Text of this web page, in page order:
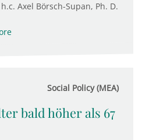
Axel Börsch-Supan, Ph. D.
Social Policy (MEA)
bald höher als 67